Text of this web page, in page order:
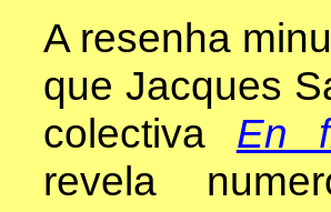
A resenha
que Jacques
colectiva En
revela